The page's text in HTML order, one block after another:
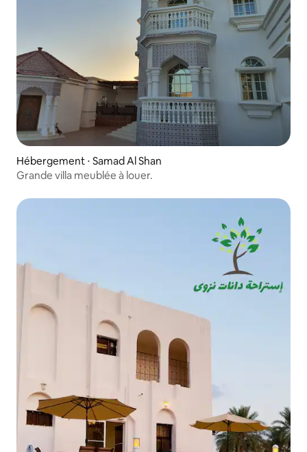
Hébergement ⋅ Samad Al Shan
Grande villa meublée à louer.